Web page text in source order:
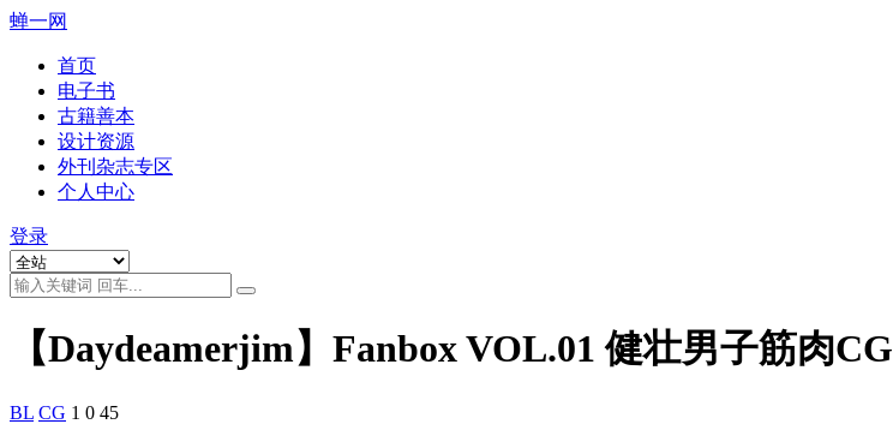
蝉一网
首页
电子书
古籍善本
设计资源
外刊杂志专区
个人中心
登录
【Daydeamerjim】Fanbox VOL.01 健壮男子筋肉CG
BL CG 1 0 45